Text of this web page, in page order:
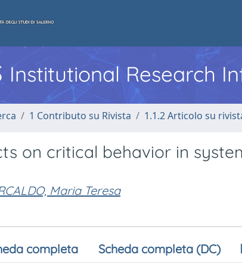
Institutional Research
1 Contributo su Rivista 1.1.2 Articolo su
on critical behavior in
Maria Teresa
completa Scheda completa (DC)